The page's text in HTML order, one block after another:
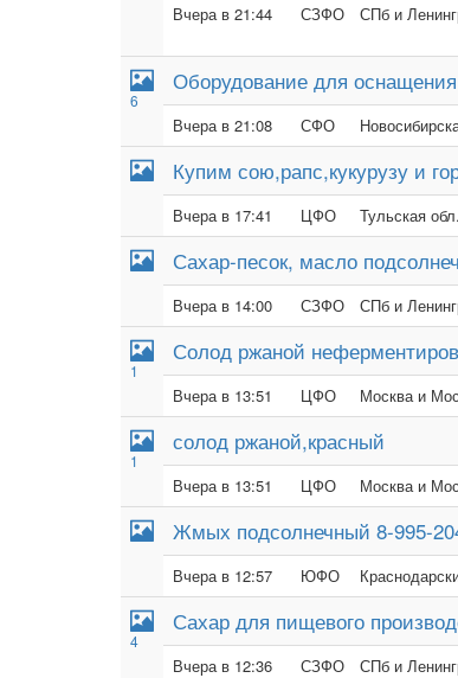
Вчера в 21:44 СЗФО СПб и
6
Оборудование для
Вчера в 21:08 СФО
Купим сою,рапс,кукурузу и
Вчера в 17:41 ЦФО Тульская обл.
Сахар-песок, масло
Вчера в 14:00 СЗФО СПб и
1
Солод ржаной
Вчера в 13:51 ЦФО Москва и
1
солод ржаной,красный
Вчера в 13:51 ЦФО Москва и
Жмых подсолнечный 8-995-
Вчера в 12:57 ЮФО
4
Сахар для пищевого
Вчера в 12:36 СЗФО СПб и